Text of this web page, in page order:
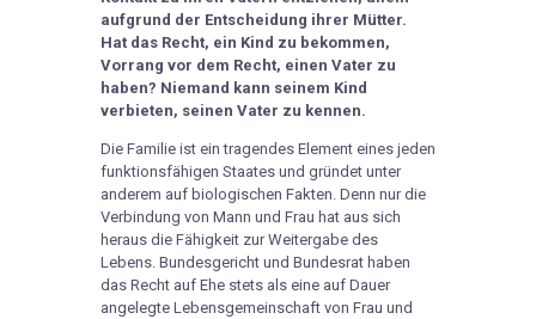
aufgrund der Entscheidung ihrer Mütter.
Hat das Recht, ein Kind zu bekommen,
Vorrang vor dem Recht, einen Vater zu
haben? Niemand kann seinem Kind
verbieten, seinen Vater zu kennen.
Die Familie ist ein tragendes Element eines jeden
funktionsfähigen Staates und gründet unter
anderem auf biologischen Fakten. Denn nur die
Verbindung von Mann und Frau hat aus sich
heraus die Fähigkeit zur Weitergabe des
Lebens. Bundesgericht und Bundesrat haben
das Recht auf Ehe stets als eine auf Dauer
angelegte Lebensgemeinschaft von Frau und